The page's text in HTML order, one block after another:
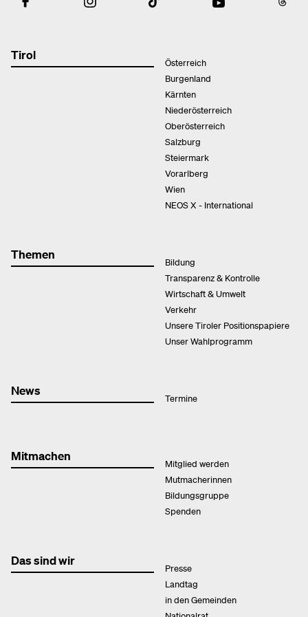
Tirol
Österreich
Burgenland
Kärnten
Niederösterreich
Oberösterreich
Salzburg
Steiermark
Vorarlberg
Wien
NEOS X - International
Themen
Bildung
Transparenz & Kontrolle
Wirtschaft & Umwelt
Verkehr
Unsere Tiroler Positionspapiere
Unser Wahlprogramm
News
Termine
Mitmachen
Mitglied werden
Mutmacherinnen
Bildungsgruppe
Spenden
Das sind wir
Presse
Landtag
in den Gemeinden